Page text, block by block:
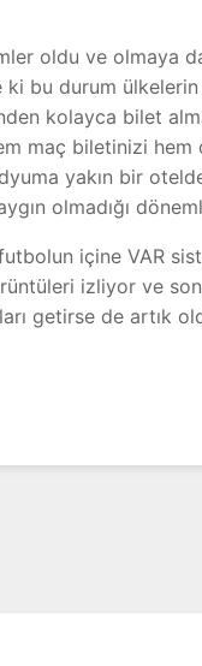
oldu ve olmaya
bu durum
kolayca bilet
maç biletinizi
yakın bir
olmadığı
içine VAR
izliyor ve
getirse de artık